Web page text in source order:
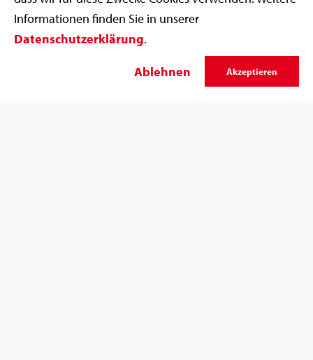
Swiss Paralympic
Stiftung Schweizer Sporthilfe
Swiss Sport Integrity
Informationen finden Sie in unserer
Datenschutzerklärung.
Ablehnen Akzeptieren